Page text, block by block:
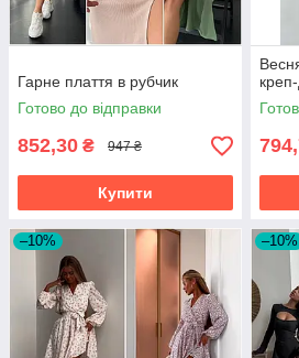
Гарне плаття в рубчик
Готово до відправки
852,30 ₴ 947 ₴
Купити
–10% –10%